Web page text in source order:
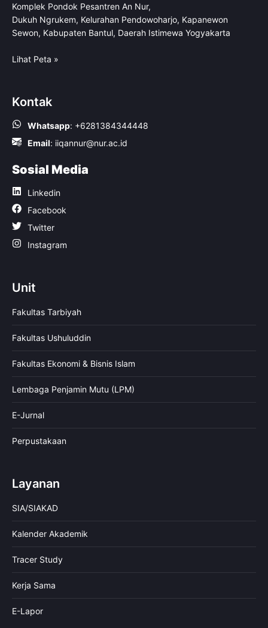
Komplek Pondok Pesantren An Nur,
Dukuh Ngrukem, Kelurahan Pendowoharjo, Kapanewon
Sewon, Kabupaten Bantul, Daerah Istimewa Yogyakarta
Lihat Peta »
Kontak
Whatsapp: +6281384344448
Email: iiqannur@nur.ac.id
Sosial Media
Linkedin
Facebook
Twitter
Instagram
Unit
Fakultas Tarbiyah
Fakultas Ushuluddin
Fakultas Ekonomi & Bisnis Islam
Lembaga Penjamin Mutu (LPM)
E-Jurnal
Perpustakaan
Layanan
SIA/SIAKAD
Kalender Akademik
Tracer Study
Kerja Sama
E-Lapor